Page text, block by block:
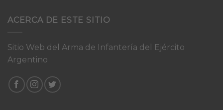
ACERCA DE ESTE SITIO
Sitio Web del Arma de Infantería del Ejército
Argentino